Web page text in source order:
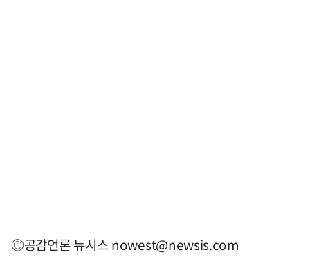
◎공감언론 뉴시스nowest@newsis.com